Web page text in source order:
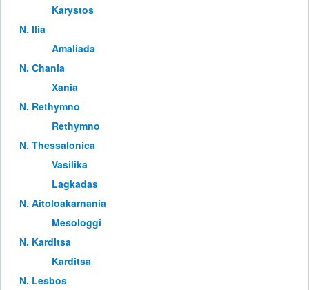
Karystos
Ν. Ilia
Amaliada
Ν. Chania
Xania
Ν. Rethymno
Rethymno
Ν. Thessalonica
Vasilika
Lagkadas
Ν. Aitoloakarnanía
Mesologgi
Ν. Karditsa
Karditsa
Ν. Lesbos